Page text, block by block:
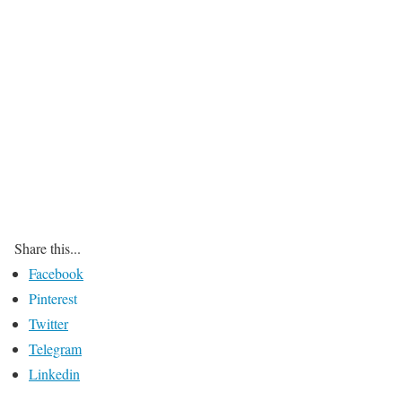
Share this...
Facebook
Pinterest
Twitter
Telegram
Linkedin